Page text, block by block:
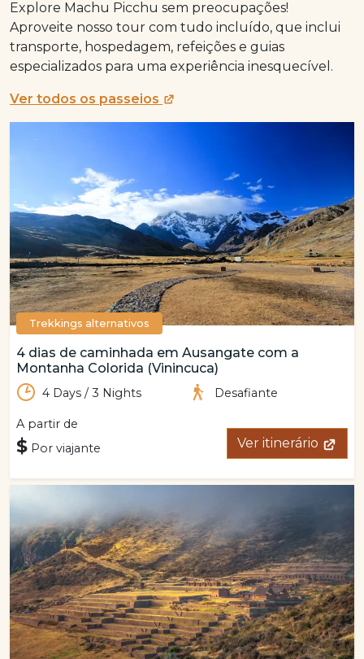
Explore Machu Picchu sem preocupações!
Aproveite nosso tour com tudo incluído, que inclui
transporte, hospedagem, refeições e guias
especializados para uma experiência inesquecível.
Ver todos os passeios
Trekkings alternativos
4 dias de caminhada em Ausangate com a
Montanha Colorida (Vinincuca)
4 Days / 3 Nights Desafiante
A partir de
$ Por viajante Ver itinerário